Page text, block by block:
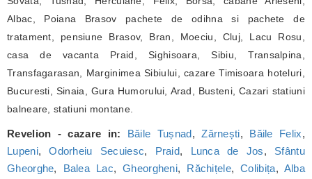
Albac, Poiana Brasov pachete de odihna si pachete de
tratament, pensiune Brasov, Bran, Moeciu, Cluj, Lacu Rosu,
casa de vacanta Praid, Sighisoara, Sibiu, Transalpina,
Transfagarasan, Marginimea Sibiului, cazare Timisoara hoteluri,
Bucuresti, Sinaia, Gura Humorului, Arad, Busteni, Cazari statiuni
balneare, statiuni montane.
Revelion - cazare in: Băile Tușnad,Zărnești, Băile Felix,
Lupeni,Odorheiu Secuiesc, Praid, Lunca de Jos, Sfântu
Gheorghe, Balea Lac,Gheorgheni, Răchițele,Colibița, Alba